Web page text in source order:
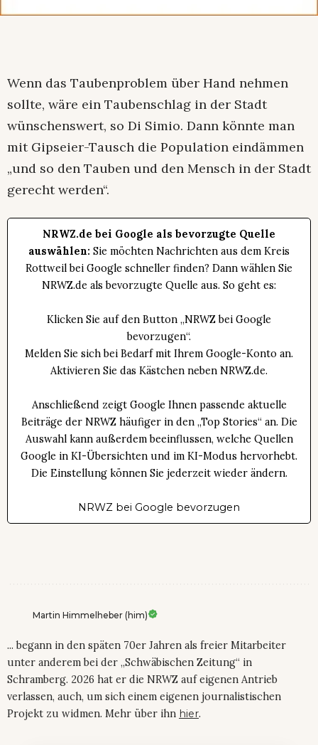
Wenn das Taubenproblem über Hand nehmen
sollte, wäre ein Taubenschlag in der Stadt
wünschenswert, so Di Simio. Dann könnte man
mit Gipseier-Tausch die Population eindämmen
„und so den Tauben und den Mensch in der Stadt
gerecht werden“.
NRWZ.de bei Google als bevorzugte Quelle
auswählen: Sie möchten Nachrichten aus dem Kreis
Rottweil bei Google schneller finden? Dann wählen Sie
NRWZ.de als bevorzugte Quelle aus. So geht es:
Klicken Sie auf den Button „NRWZ bei Google
bevorzugen“.
Melden Sie sich bei Bedarf mit Ihrem Google-Konto an.
Aktivieren Sie das Kästchen neben NRWZ.de.
Anschließend zeigt Google Ihnen passende aktuelle
Beiträge der NRWZ häufiger in den „Top Stories“ an. Die
Auswahl kann außerdem beeinflussen, welche Quellen
Google in KI-Übersichten und im KI-Modus hervorhebt.
Die Einstellung können Sie jederzeit wieder ändern.
NRWZ bei Google bevorzugen
Martin Himmelheber (him)
... begann in den späten 70er Jahren als freier Mitarbeiter
unter anderem bei der „Schwäbischen Zeitung“ in
Schramberg. 2026 hat er die NRWZ auf eigenen Antrieb
verlassen, auch, um sich einem eigenen journalistischen
Projekt zu widmen. Mehr über ihn hier.